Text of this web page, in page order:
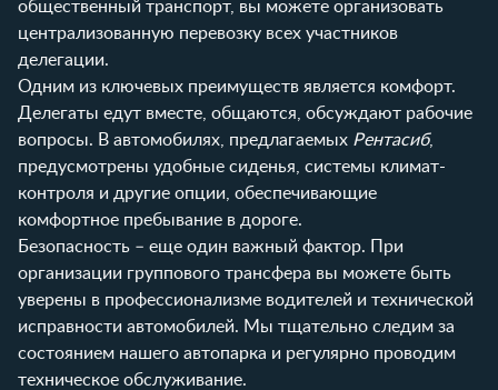
общественный транспорт, вы можете организовать
централизованную перевозку всех участников
делегации.
Одним из ключевых преимуществ является комфорт.
Делегаты едут вместе, общаются, обсуждают рабочие
вопросы. В автомобилях, предлагаемых Рентасиб,
предусмотрены удобные сиденья, системы климат-
контроля и другие опции, обеспечивающие
комфортное пребывание в дороге.
Безопасность – еще один важный фактор. При
организации группового трансфера вы можете быть
уверены в профессионализме водителей и технической
исправности автомобилей. Мы тщательно следим за
состоянием нашего автопарка и регулярно проводим
техническое обслуживание.